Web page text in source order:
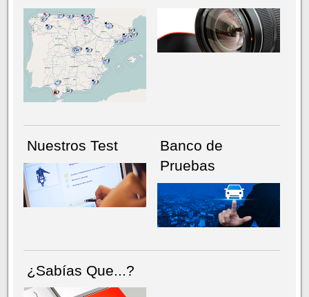
NÚMERO ACTUALHEMEROTECA
Nuestros Test
Banco de
Pruebas
¿Sabías Que...?